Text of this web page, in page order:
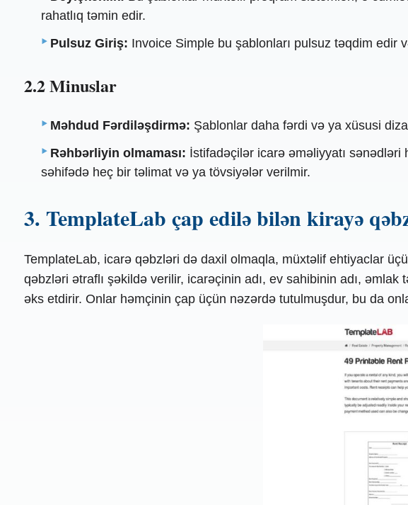
rahatlıq təmin edir.
Pulsuz Giriş: Invoice Simple bu şablonları pulsuz təqdim edir
2.2 Minuslar
Məhdud Fərdiləşdirmə: Şablonlar daha fərdi və ya xüsusi
Rəhbərliyin olmaması: İstifadəçilər icarə əməliyyatı
səhifədə heç bir təlimat və ya tövsiyələr verilmir.
3. TemplateLab çap edilə bilən kirayə
TemplateLab, icarə qəbzləri də daxil olmaqla, müxtəlif ehtiyaclar
qəbzləri ətraflı şəkildə verilir, icarəçinin adı, ev sahibinin adı,
əks etdirir. Onlar həmçinin çap üçün nəzərdə tutulmuşdur, bu da